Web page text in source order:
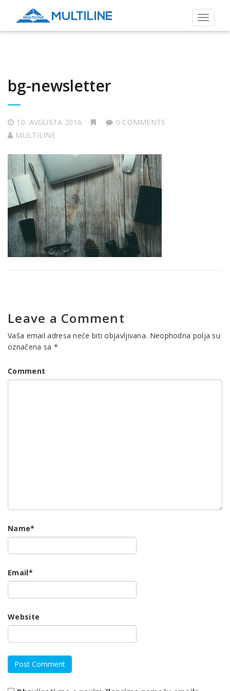
Toggle
bg-newsletter
10. AVGUSTA 2016.
0 COMMENTS
MULTILINE
Leave a Comment
Vaša email adresa neće biti objavljivana. Neophodna polja su
označena sa *
Comment
Name*
Email*
Website